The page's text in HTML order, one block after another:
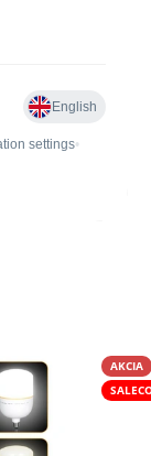
AKCIA